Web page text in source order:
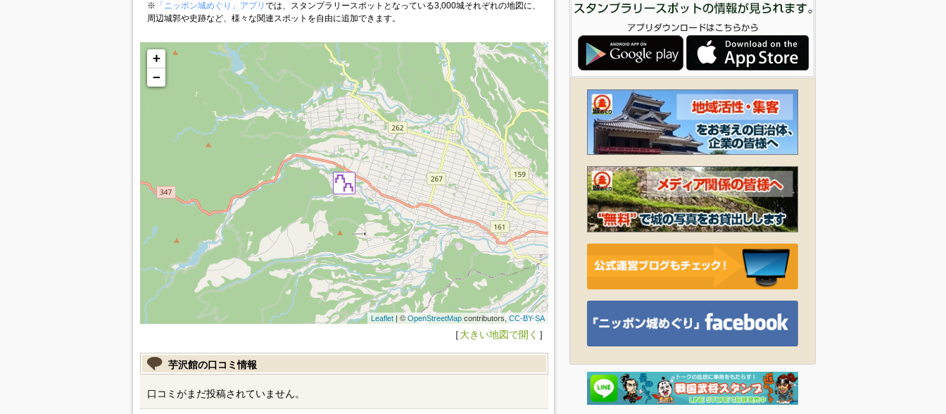
※ 「ニッポン城めぐり」アプリ では、スタンプラリースポットとなっている3,000城それぞれの地図に、
周辺城郭や史跡など、様々な関連スポットを自由に追加できます。
+
−
Leaflet| © OpenStreetMapcontributors, CC-BY-SA
［大きい地図で開く ］
芋沢館の口コミ情報
口コミがまだ投稿されていません。